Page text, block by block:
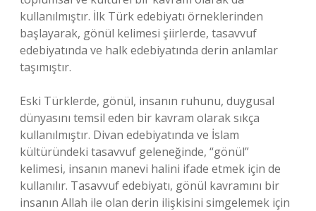
kullanılmıştır. İlk Türk edebiyatı örneklerinden
başlayarak, gönül kelimesi şiirlerde, tasavvuf
edebiyatında ve halk edebiyatında derin anlamlar
taşımıştır.
Eski Türklerde, gönül, insanın ruhunu, duygusal
dünyasını temsil eden bir kavram olarak sıkça
kullanılmıştır. Divan edebiyatında ve İslam
kültüründeki tasavvuf geleneğinde, “gönül”
kelimesi, insanın manevi halini ifade etmek için de
kullanılır. Tasavvuf edebiyatı, gönül kavramını bir
insanın Allah ile olan derin ilişkisini simgelemek için